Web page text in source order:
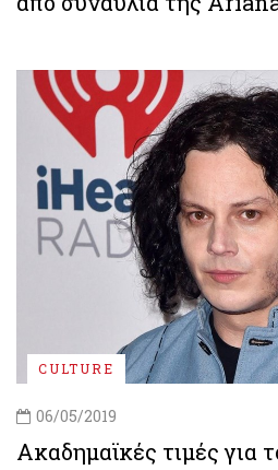
CULTURE
06/05/2019
Ακαδημαϊκές τιμές για